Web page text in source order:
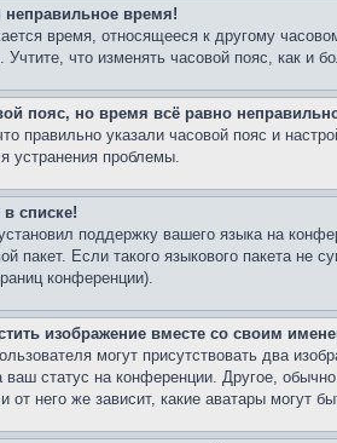
время!
время, относящееся к другому
что изменять часовой пояс, как и
пояс, но время всё равно
правильно указали часовой пояс и
устранения проблемы.
списке!
поддержку вашего языка на
пакет. Если такого языкового пакета
конференции).
изображение вместе со своим
могут присутствовать два
статус на конференции. Другое,
от него же зависит, какие аватары могут